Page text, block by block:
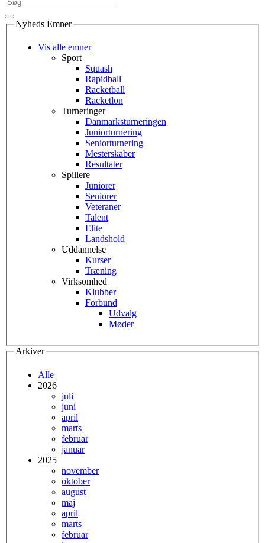
Nyheds Emner
Vis alle emner
Sport
Squash
Rapidball
Racketball
Racketlon
Turneringer
Danmarksturneringen
Juniorturnering
Seniorturnering
Mesterskaber
Resultater
Spillere
Juniorer
Seniorer
Veteraner
Talent
Elite
Landshold
Uddannelse
Kurser
Træning
Virksomhed
Klubber
Forbund
Udvalg
Møder
Arkiver
Alle
2026
juli
juni
april
marts
februar
januar
2025
november
oktober
august
maj
april
marts
februar